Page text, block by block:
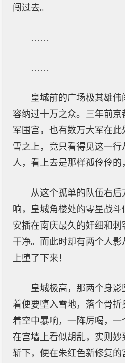
闯过去。
……
……
皇城前的广场极其雄
容纳过十万之众。三年前
军围宫，也有数万大军在
雪之上，竟只看得见这一
人，看上去是那样孤伶伶的
从这个孤单的队伍右
响，皇城角楼处的零星战
安插在南庆最久的奸细和
干净。而此时却有两个人
上堕了下来！
皇城极高，那两个身
着便要堕入雪地，落个骨
着空中暴响，一阵厉喝，一
在宫墙上看似胡乱，实则
斩下，便在朱红色新修复